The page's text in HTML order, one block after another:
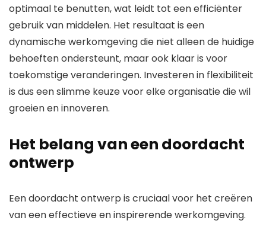
optimaal te benutten, wat leidt tot een efficiënter
gebruik van middelen. Het resultaat is een
dynamische werkomgeving die niet alleen de huidige
behoeften ondersteunt, maar ook klaar is voor
toekomstige veranderingen. Investeren in flexibiliteit
is dus een slimme keuze voor elke organisatie die wil
groeien en innoveren.
Het belang van een doordacht
ontwerp
Een doordacht ontwerp is cruciaal voor het creëren
van een effectieve en inspirerende werkomgeving.